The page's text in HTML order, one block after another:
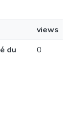
views
du
0